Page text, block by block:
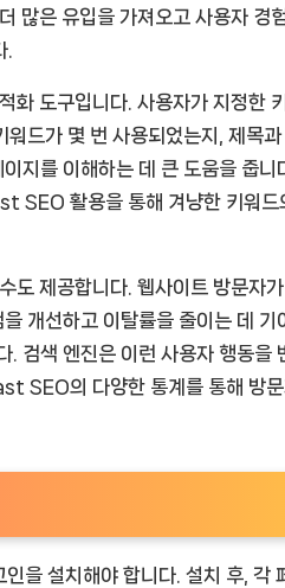
많은 유입을 가져오고 사용자 경
.
도구입니다. 사용자가 지정한
드가 몇 번 사용되었는지, 제목
지를 이해하는 데 큰 도움을 줍니
SEO 활용을 통해 겨냥한 키워드
제공합니다. 웹사이트 방문자
개선하고 이탈률을 줄이는 데 기
. 검색 엔진은 이런 사용자 행동을
SEO의 다양한 통계를 통해 방
을 설치해야 합니다. 설치 후, 각